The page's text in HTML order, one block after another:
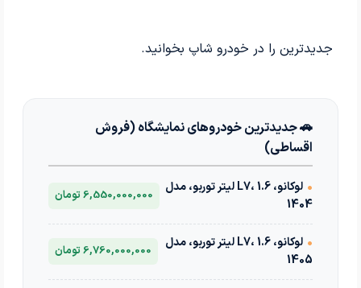
جدیدترین را در خودرو شاپ بخوانید.
🚗 جدیدترین خودروهای نمایشگاه (فروش
اقساطی)
•
لوکانو، L7، 1.6 لیتر توربو، مدل
1404
6,550,000,000 تومان
•
لوکانو، L7، 1.6 لیتر توربو، مدل
1405
6,760,000,000 تومان